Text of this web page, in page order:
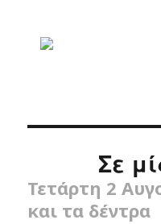
Σε
Τετάρτη 2
και τα δέντρα